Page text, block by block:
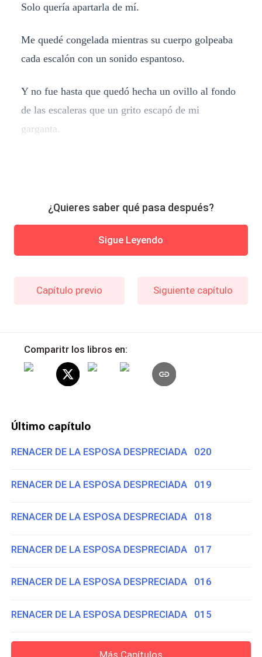
Solo quería apartarla de mí.
Me quedé congelada mientras su cuerpo golpeaba
cada escalón con un sonido espantoso.
Y no fue hasta que quedó hecha un ovillo al fondo
de las escaleras que un grito escapó de mi
garganta.
¿Quieres saber qué pasa después?
Sigue Leyendo
Capítulo previo Siguiente capítulo
Comparitr los libros en:
Último capítulo
RENACER DE LA ESPOSA DESPRECIADA 020
RENACER DE LA ESPOSA DESPRECIADA 019
RENACER DE LA ESPOSA DESPRECIADA 018
RENACER DE LA ESPOSA DESPRECIADA 017
RENACER DE LA ESPOSA DESPRECIADA 016
RENACER DE LA ESPOSA DESPRECIADA 015
Más Capítulos